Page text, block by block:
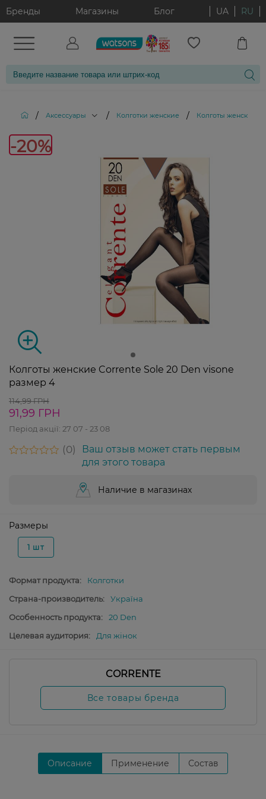
Бренды Магазины Блог UA RU
/ Аксессуары / Колготки женские / Колготы женские
-20%
Колготы женские Corrente Sole 20 Den visone
размер 4
114,99 ГРН
91,99 ГРН
Період акції: 27 07 - 23 08
0
Ваш отзыв может стать первым
для этого товара
Наличие в магазинах
Размеры
1 шт
Формат продукта:
Колготки
Страна-производитель:
Україна
Особенность продукта:
20 Den
Целевая аудитория:
Для жінок
CORRENTE
Все товары бренда
Описание Применение Состав